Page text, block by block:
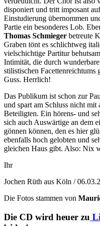
disponiert und tritt imposant
Einstudierung übernommen
Partie ein besonderes Lob.
Thomas Schmieger betreute
Graben tönt es schlichtweg
vielschichtige Partitur
Intimität, die durch
stilistischen
Guss. Herrlich!
Das Publikum ist schon zur
und spart am Schluss nicht
Beteiligten. Ein hörens- und
sich auch Auswärtige an dem
gönnen können, den es hier
ebenfalls hoch gelobten und
gleichen Haus gibt. Also: Nix
Ihr
Jochen Rüth aus Köln /
Die Fotos stammen von
Die CD wird heuer zu